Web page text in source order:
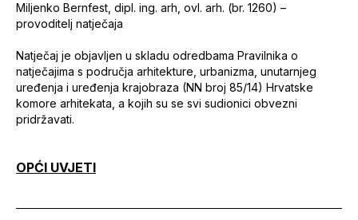
Miljenko Bernfest, dipl. ing. arh, ovl. arh. (br. 1260) –
provoditelj natječaja
Natječaj je objavljen u skladu odredbama Pravilnika o
natječajima s područja arhitekture, urbanizma, unutarnjeg
uređenja i uređenja krajobraza (NN broj 85/14) Hrvatske
komore arhitekata, a kojih su se svi sudionici obvezni
pridržavati.
OPĆI UVJETI